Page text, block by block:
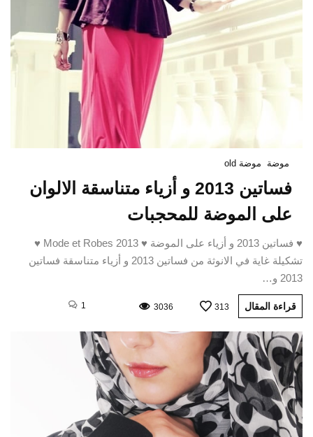
موضة موضة old
فساتين 2013 و أزياء متناسقة الالوان
على الموضة للمحجبات
♥ فساتين 2013 و أزياء على الموضة ♥ Mode et Robes 2013 ♥
تشكيلة غاية في الانوثة من فساتين 2013 و أزياء متناسقة فساتين
2013 و…
قراءة المقال 313
3036
1